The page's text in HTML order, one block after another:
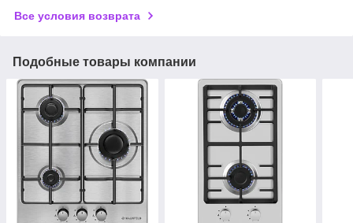
Все условия возврата
Подобные товары компании